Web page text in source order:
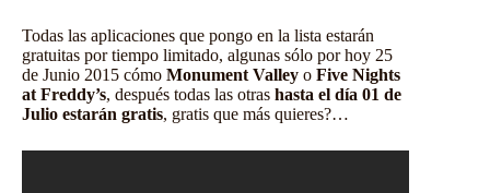
Todas las aplicaciones que pongo en la lista estarán
gratuitas por tiempo limitado, algunas sólo por hoy 25
de Junio 2015 cómo Monument Valley o Five Nights
at Freddy’s, después todas las otras hasta el día 01 de
Julio estarán gratis, gratis que más quieres?…